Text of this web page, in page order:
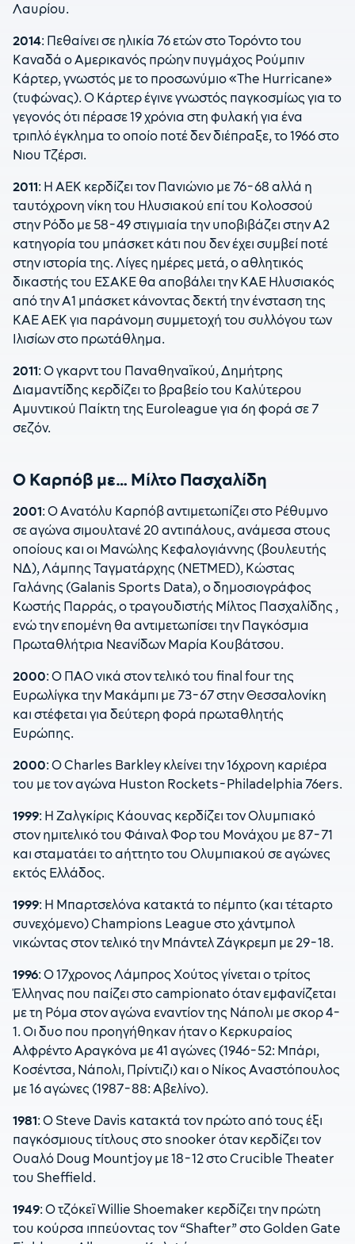
Λαυρίου.
2014: Πεθαίνει σε ηλικία 76 ετών στο Τορόντο του
Καναδά ο Αμερικανός πρώην πυγμάχος Ρούμπιν
Κάρτερ, γνωστός με το προσωνύμιο «The Hurricane»
(τυφώνας). Ο Κάρτερ έγινε γνωστός παγκοσμίως για το
γεγονός ότι πέρασε 19 χρόνια στη φυλακή για ένα
τριπλό έγκλημα το οποίο ποτέ δεν διέπραξε, το 1966 στο
Νιου Τζέρσι.
2011: Η ΑΕΚ κερδίζει τον Πανιώνιο με 76-68 αλλά η
ταυτόχρονη νίκη του Ηλυσιακού επί του Κολοσσού
στην Ρόδο με 58-49 στιγμιαία την υποβιβάζει στην Α2
κατηγορία του μπάσκετ κάτι που δεν έχει συμβεί ποτέ
στην ιστορία της. Λίγες ημέρες μετά, ο αθλητικός
δικαστής του ΕΣΑΚΕ θα αποβάλει την ΚΑΕ Ηλυσιακός
από την Α1 μπάσκετ κάνοντας δεκτή την ένσταση της
ΚΑΕ ΑΕΚ για παράνομη συμμετοχή του συλλόγου των
Ιλισίων στο πρωτάθλημα.
2011: Ο γκαρντ του Παναθηναϊκού, Δημήτρης
Διαμαντίδης κερδίζει το βραβείο του Καλύτερου
Αμυντικού Παίκτη της Euroleague για 6η φορά σε 7
σεζόν.
Ο Καρπόβ με… Μίλτο Πασχαλίδη
2001: Ο Ανατόλυ Καρπόβ αντιμετωπίζει στο Ρέθυμνο
σε αγώνα σιμουλτανέ 20 αντιπάλους, ανάμεσα στους
οποίους και οι Μανώλης Κεφαλογιάννης (βουλευτής
ΝΔ), Λάμπης Ταγματάρχης (NETMED), Κώστας
Γαλάνης (Galanis Sports Data), ο δημοσιογράφος
Κωστής Παρράς, ο τραγουδιστής Μίλτος Πασχαλίδης ,
ενώ την επομένη θα αντιμετωπίσει την Παγκόσμια
Πρωταθλήτρια Νεανίδων Μαρία Κουβάτσου.
2000: Ο ΠΑΟ νικά στον τελικό του final four της
Ευρωλίγκα την Μακάμπι με 73-67 στην Θεσσαλονίκη
και στέφεται για δεύτερη φορά πρωταθλητής
Ευρώπης.
2000: O Charles Barkley κλείνει την 16χρονη καριέρα
του με τον αγώνα Huston Rockets-Philadelphia 76ers.
1999: Η Ζαλγκίρις Κάουνας κερδίζει τον Ολυμπιακό
στον ημιτελικό του Φάιναλ Φορ του Μονάχου με 87-71
και σταματάει το αήττητο του Ολυμπιακού σε αγώνες
εκτός Ελλάδος.
1999: Η Μπαρτσελόνα κατακτά το πέμπτο (και τέταρτο
συνεχόμενο) Champions League στο χάντμπολ
νικώντας στον τελικό την Μπάντελ Ζάγκρεμπ με 29-18.
1996: Ο 17χρονος Λάμπρος Χούτος γίνεται ο τρίτος
Έλληνας που παίζει στο campionato όταν εμφανίζεται
με τη Ρόμα στον αγώνα εναντίον της Νάπολι με σκορ 4-
1. Οι δυο που προηγήθηκαν ήταν ο Κερκυραίος
Αλφρέντο Αραγκόνα με 41 αγώνες (1946-52: Μπάρι,
Κοσέντσα, Νάπολι, Πρίντιζι) και ο Νίκος Αναστόπουλος
με 16 αγώνες (1987-88: Αβελίνο).
1981: Ο Steve Davis κατακτά τον πρώτο από τους έξι
παγκόσμιους τίτλους στο snooker όταν κερδίζει τον
Ουαλό Doug Mountjoy με 18-12 στο Crucible Theater
του Sheffield.
1949: Ο τζόκεϊ Willie Shoemaker κερδίζει την πρώτη
του κούρσα ιππεύοντας τον “Shafter” στο Golden Gate